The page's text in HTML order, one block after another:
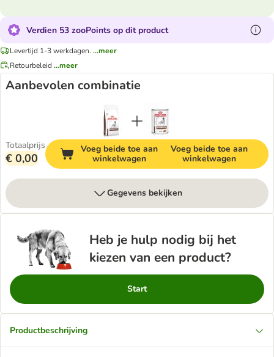
Verdien 53 zooPoints op dit product
Levertijd 1-3 werkdagen. ...meer
Retourbeleid ...meer
Aanbevolen combinatie
Totaalprijs
€ 0,00
Voeg beide toe aan
winkelwagen
Voeg beide toe aan
winkelwagen
Gegevens bekijken
Heb je hulp nodig bij het
kiezen van een product?
Start
Productbeschrijving